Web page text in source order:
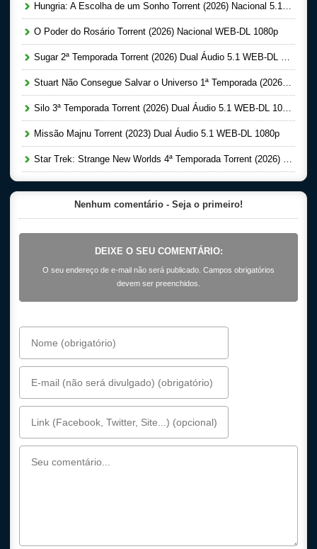
Hungria: A Escolha de um Sonho Torrent (2026) Nacional 5.1 WEB-DL 1080p
O Poder do Rosário Torrent (2026) Nacional WEB-DL 1080p
Sugar 2ª Temporada Torrent (2026) Dual Áudio 5.1 WEB-DL 1080p
Stuart Não Consegue Salvar o Universo 1ª Temporada (2026) Dual Áudio 5.1 WEB-DL 1080p
Silo 3ª Temporada Torrent (2026) Dual Áudio 5.1 WEB-DL 1080p
Missão Majnu Torrent (2023) Dual Áudio 5.1 WEB-DL 1080p
Star Trek: Strange New Worlds 4ª Temporada Torrent (2026) Dual Áudio 5.1 WEB-DL 1080p
Nenhum comentário - Seja o primeiro!
DEIXE O SEU COMENTÁRIO:
O seu endereço de e-mail não será publicado. Campos obrigatórios
devem ser preenchidos.